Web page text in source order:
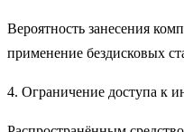
Вероятность занесения
применение бездисковых
4. Ограничение доступа к